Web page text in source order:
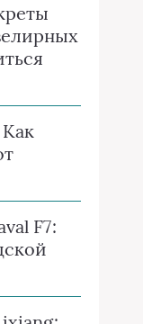
Как
F7: